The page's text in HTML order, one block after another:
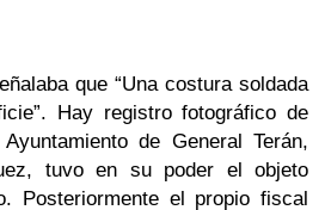
que “Una costura soldada
Hay registro fotográfico de
de General Terán,
tuvo en su poder el objeto
Posteriormente el propio fiscal